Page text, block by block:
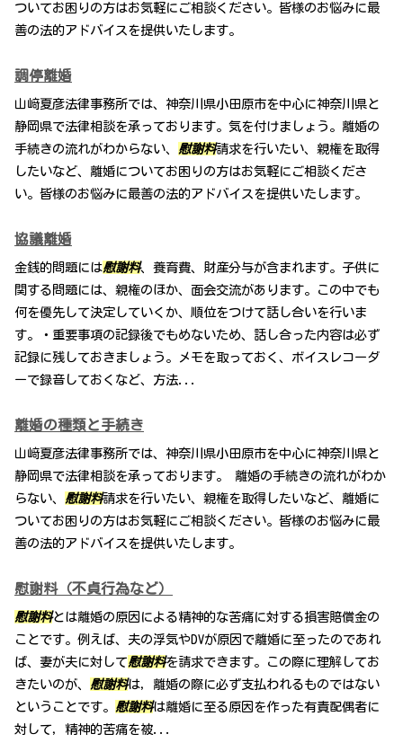
ついてお困りの方はお気軽にご相談ください。皆様のお悩みに最
善の法的アドバイスを提供いたします。
調停離婚
山﨑夏彦法律事務所では、神奈川県小田原市を中心に神奈川県と
静岡県で法律相談を承っております。気を付けましょう。離婚の
手続きの流れがわからない、 慰謝料請求を行いたい、親権を取得
したいなど、離婚についてお困りの方はお気軽にご相談くださ
い。皆様のお悩みに最善の法的アドバイスを提供いたします。
協議離婚
金銭的問題には慰謝料、養育費、財産分与が含まれます。子供に
関する問題には、親権のほか、面会交流があります。この中でも
何を優先して決定していくか、順位をつけて話し合いを行いま
す。・重要事項の記録後でもめないため、話し合った内容は必ず
記録に残しておきましょう。メモを取っておく、ボイスレコーダ
ーで録音しておくなど、方法...
離婚の種類と手続き
山﨑夏彦法律事務所では、神奈川県小田原市を中心に神奈川県と
静岡県で法律相談を承っております。 離婚の手続きの流れがわか
らない、 慰謝料請求を行いたい、親権を取得したいなど、離婚に
ついてお困りの方はお気軽にご相談ください。皆様のお悩みに最
善の法的アドバイスを提供いたします。
慰謝料（不貞行為など）
慰謝料とは離婚の原因による精神的な苦痛に対する損害賠償金の
ことです。例えば、夫の浮気やDVが原因で離婚に至ったのであれ
ば、妻が夫に対して慰謝料を請求できます。この際に理解してお
きたいのが、 慰謝料は，離婚の際に必ず支払われるものではない
ということです。 慰謝料は離婚に至る原因を作った有責配偶者に
対して，精神的苦痛を被...